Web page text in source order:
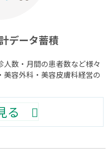
データ蓄積
数・月間の患者数など様々
容外科・美容皮膚科経営の
る